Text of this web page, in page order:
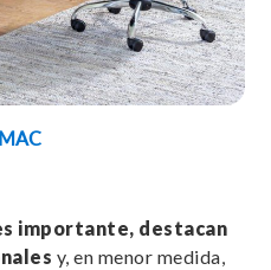
importante, destacan
y, en menor medida,